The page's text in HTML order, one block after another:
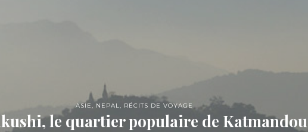
ASIE, NEPAL, RÉCITS DE VOYAGE
le quartier populaire de Katmandou